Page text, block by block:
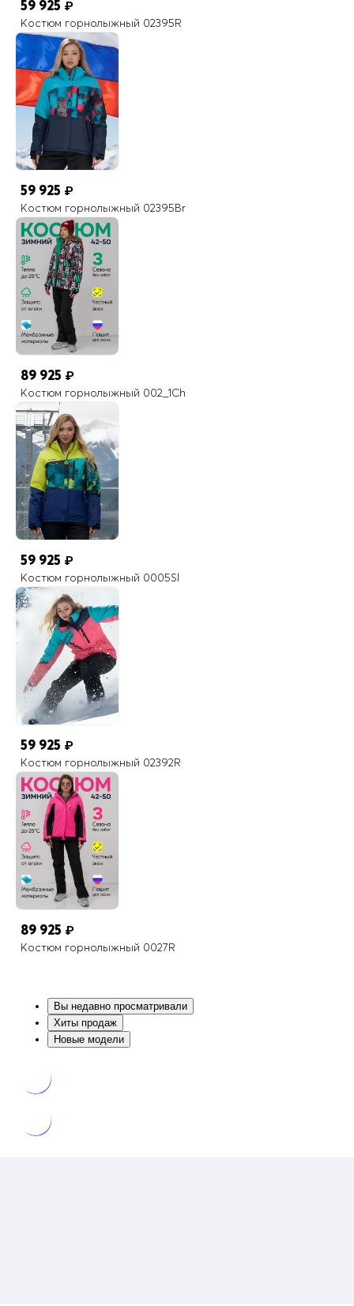
59 925 ₽
Костюм горнолыжный 02395R
59 925 ₽
Костюм горнолыжный 02395Br
89 925 ₽
Костюм горнолыжный 002_1Ch
59 925 ₽
Костюм горнолыжный 0005Sl
59 925 ₽
Костюм горнолыжный 02392R
89 925 ₽
Костюм горнолыжный 0027R
Вы недавно просматривали
Хиты продаж
Новые модели